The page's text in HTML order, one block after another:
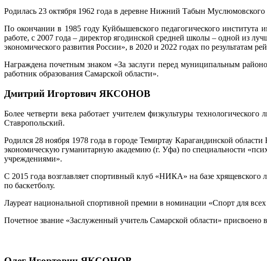
Родилась 23 октября 1962 года в деревне Нижний Табын
По окончании в 1985 году Куйбышевского педагогического
работе, с 2007 года – директор ягодинской средней школы – одной из
экономического развития России», в 2020 и 2022 годах по результатам
Награждена почетным знаком «За заслуги перед муниципальным
работник образования Самарской области».
Дмитрий Игортович ЯКСОНОВ
Более четверти века работает учителем физкультуры
Ставропольский.
Родился 28 ноября 1978 года в городе Темиртау Карагандинской
экономическую гуманитарную академию (г. Уфа) по специальности
учреждениями».
С 2015 года возглавляет спортивный клуб «НИКА» на базе хрящевского
по баскетболу.
Лауреат национальной спортивной премии в номинации «Спорт для
Почетное звание «Заслуженный учитель Самарской области» присвоено